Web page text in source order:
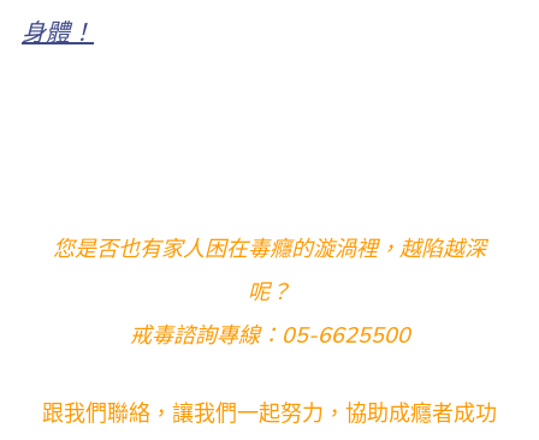
身體！
您是否也有家人困在毒癮的漩渦裡，越陷越深
呢？
戒毒諮詢專線：05-6625500
跟我們聯絡，讓我們一起努力，協助成癮者成功